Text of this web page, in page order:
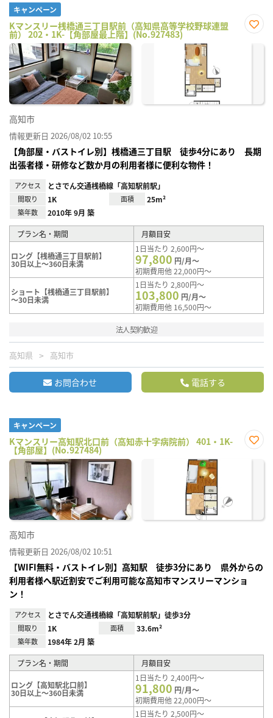
キャンペーン
Kマンスリー桟橋通三丁目駅前（高知県高等学校野球連盟
前） 202・1K-【角部屋最上階】(No.927483)
に入
高知市
情報更新日 2026/08/02 10:55
【角部屋・バストイレ別】桟橋通三丁目駅 徒歩4分にあり 長期
出張者様・研修など数か月の利用者様に便利な物件！
アクセス とさでん交通桟橋線「高知駅前駅」
間取り 1K 面積 25m²
築年数 2010年 9月 築
プラン名・期間 月額目安
ロング【桟橋通三丁目駅前】
30日以上～360日未満
1日当たり 2,600円～
97,800 円/月～
初期費用他 22,000円～
ショート【桟橋通三丁目駅前】
～30日未満
1日当たり 2,800円～
103,800 円/月～
初期費用他 16,500円～
法人契約歓迎
高知県 高知市
お問合わせ 電話する
キャンペーン
Kマンスリー高知駅北口前（高知赤十字病院前） 401・1K-
【角部屋】(No.927484)
に入
高知市
情報更新日 2026/08/02 10:51
【WIFI無料・バストイレ別】高知駅 徒歩3分にあり 県外からの
利用者様へ駅近割安でご利用可能な高知市マンスリーマンショ
ン！
アクセス とさでん交通桟橋線「高知駅前駅」徒歩3分
間取り 1K 面積 33.6m²
築年数 1984年 2月 築
プラン名・期間 月額目安
ロング【高知駅北口前】
30日以上～360日未満
1日当たり 2,400円～
91,800 円/月～
初期費用他 22,000円～
1日当たり 2,500円～